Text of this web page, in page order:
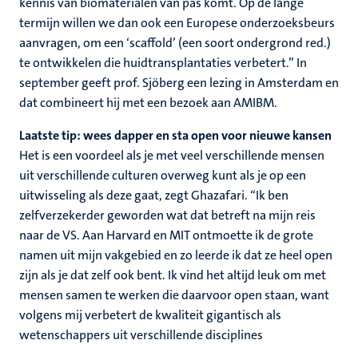
termijn willen we dan ook een Europese onderzoeksbeurs
aanvragen, om een ‘scaffold’ (een soort ondergrond red.)
te ontwikkelen die huidtransplantaties verbetert.” In
september geeft prof. Sjöberg een lezing in Amsterdam en
dat combineert hij met een bezoek aan AMIBM.
Laatste tip: wees dapper en sta open voor nieuwe kansen
Het is een voordeel als je met veel verschillende mensen
uit verschillende culturen overweg kunt als je op een
uitwisseling als deze gaat, zegt Ghazafari. “Ik ben
zelfverzekerder geworden wat dat betreft na mijn reis
naar de VS. Aan Harvard en MIT ontmoette ik de grote
namen uit mijn vakgebied en zo leerde ik dat ze heel open
zijn als je dat zelf ook bent. Ik vind het altijd leuk om met
mensen samen te werken die daarvoor open staan, want
volgens mij verbetert de kwaliteit gigantisch als
wetenschappers uit verschillende disciplines